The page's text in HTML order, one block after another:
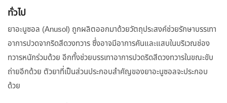
ทั่วไป
ยาอะนูซอล (Anusol) ถูกผลิตออกมาด้วยวัตถุประสงค์ช่วยรักษาบรรเทา
อาการปวดจากริดสีดวงทวาร ซึ่งอาจมีอาการคันและแสบในบริเวณช่อง
ทวารหนักร่วมด้วย อีกทั้งช่วยบรรเทาอาการปวดริดสีดวงทวารในขณะขับ
ถ่ายอีกด้วย ตัวยาที่เป็นส่วนประกอบสำคัญของยาอะนูซอลจะประกอบ
ด้วย